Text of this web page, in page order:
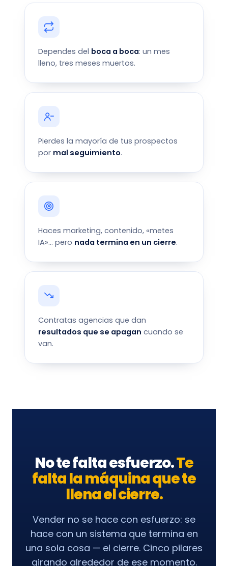
Dependes del boca a boca: un mes
lleno, tres meses muertos.
Pierdes la mayoría de tus prospectos
por mal seguimiento.
Haces marketing, contenido, «metes
IA»… pero nada termina en un cierre.
Contratas agencias que dan
resultados que se apagan cuando se
van.
No te falta esfuerzo.Te
falta la máquina que te
llena el cierre.
Vender no se hace con esfuerzo: se
hace con un sistema que termina en
una sola cosa — el cierre. Cinco pilares
girando alrededor de ese momento.